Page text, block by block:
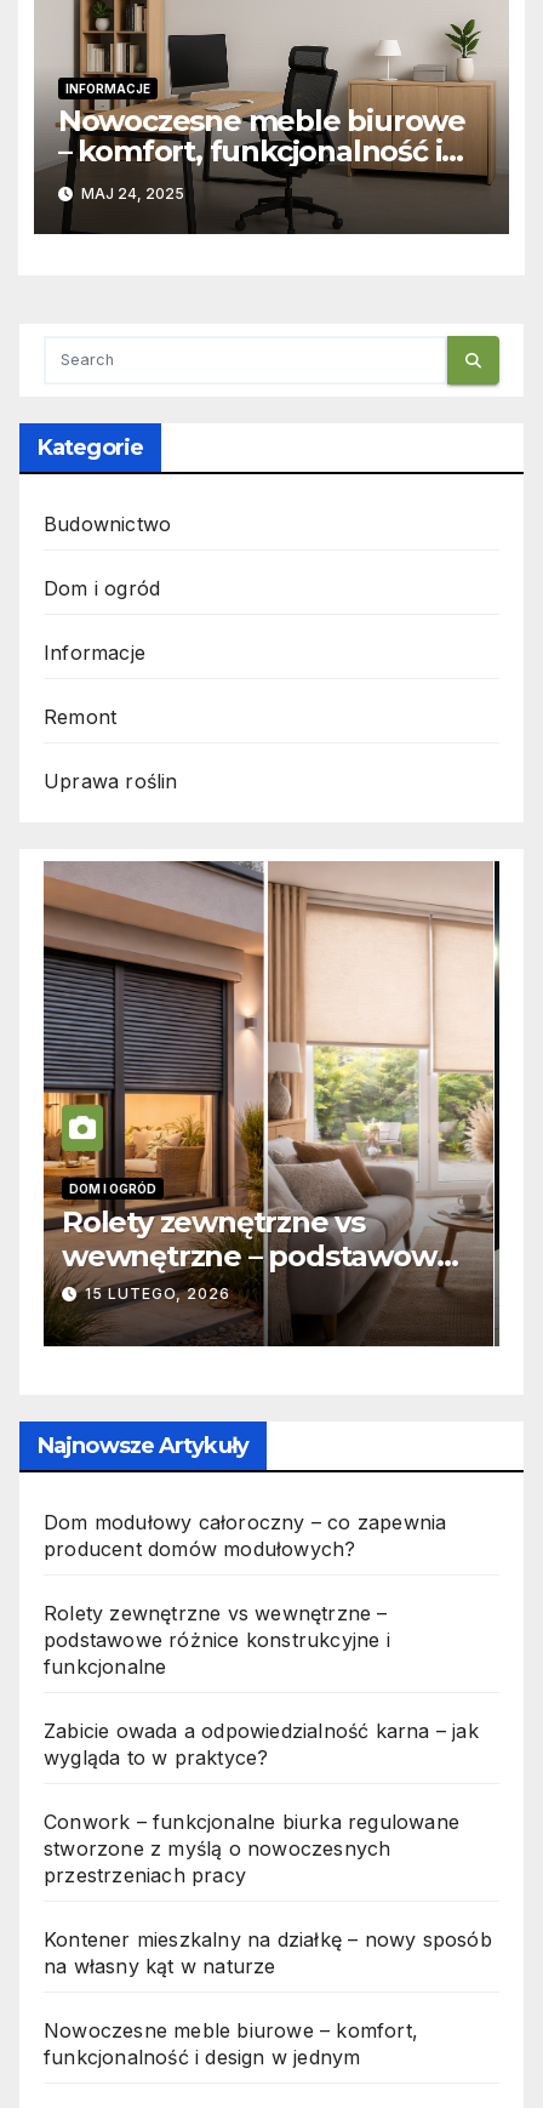
INFORMACJE
Nowoczesne meble biurowe
– komfort, funkcjonalność i
design w jednym
MAJ 24, 2025
Kategorie
Budownictwo
Dom i ogród
Informacje
Remont
Uprawa roślin
INFORMACJE
Zabicie owada a
odpowiedzialność karna –
jak wygląda to w praktyce?
19 PAŹDZIERNIKA, 2025
Najnowsze Artykuły
Dom modułowy całoroczny – co zapewnia
producent domów modułowych?
Rolety zewnętrzne vs wewnętrzne –
podstawowe różnice konstrukcyjne i
funkcjonalne
Zabicie owada a odpowiedzialność karna – jak
wygląda to w praktyce?
Conwork – funkcjonalne biurka regulowane
stworzone z myślą o nowoczesnych
przestrzeniach pracy
Kontener mieszkalny na działkę – nowy sposób
na własny kąt w naturze
Nowoczesne meble biurowe – komfort,
funkcjonalność i design w jednym